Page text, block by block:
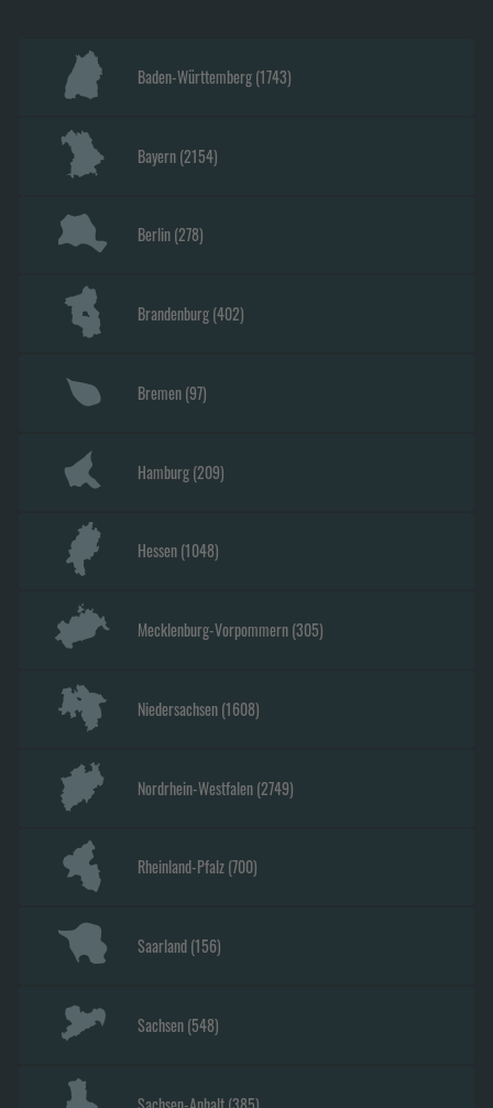
Baden-Württemberg(1743)
Bayern(2154)
Berlin(278)
Brandenburg(402)
Bremen(97)
Hamburg(209)
Hessen(1048)
Mecklenburg-Vorpommern(305)
Niedersachsen(1608)
Nordrhein-Westfalen(2749)
Rheinland-Pfalz(700)
Saarland(156)
Sachsen(548)